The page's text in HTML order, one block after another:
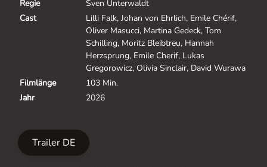
Regie
Sven Unterwaldt
Cast
Lilli Falk, Johan von Ehrlich, Emile Chérif,
Oliver Masucci, Martina Gedeck, Tom
Schilling, Moritz Bleibtreu, Hannah
Herzsprung, Emile Cherif, Lukas
Gregorowicz, Olivia Sinclair, David Wurawa
Filmlänge
103 Min.
Jahr
2026
Trailer DE